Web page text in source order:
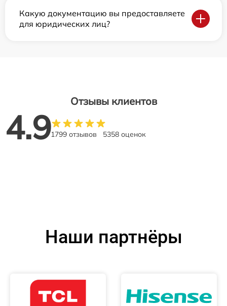
Какую документацию вы предоставляете
для юридических лиц?
Отзывы клиентов
4.91799 отзывов 5358 оценок
Наши партнёры